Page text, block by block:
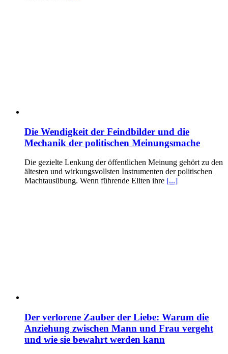
Die Wendigkeit der Feindbilder und die
Mechanik der politischen Meinungsmache
Die gezielte Lenkung der öffentlichen Meinung gehört zu den
ältesten und wirkungsvollsten Instrumenten der politischen
Machtausübung. Wenn führende Eliten ihre [...]
Der verlorene Zauber der Liebe: Warum die
Anziehung zwischen Mann und Frau vergeht
und wie sie bewahrt werden kann